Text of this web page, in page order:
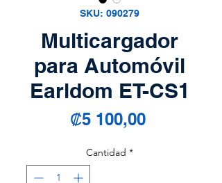
SKU: 090279
Multicargador
para Automóvil
Earldom ET-CS1
₡5 100,00Precio
Cantidad *